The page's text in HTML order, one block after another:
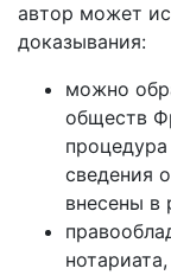
автор может
доказывания:
можно
обществ
сведения
внесены в